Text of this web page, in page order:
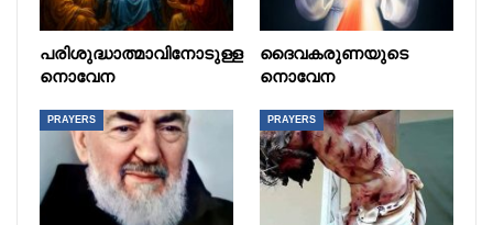
പരിശുദ്ധാത്മാവിനോടുള്ള
നൊവേന
ദൈവകരുണയുടെ
നൊവേന
PRAYERS PRAYERS